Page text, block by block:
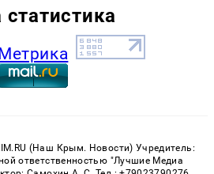
(Наш Крым. Новости) Учредитель:
ответственностью "Лучшие Медиа